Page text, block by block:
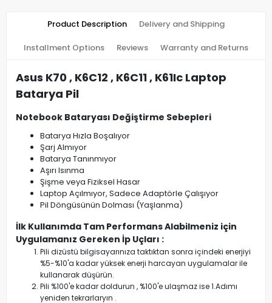
Product Description Delivery and Shipping
Installment Options Reviews Warranty and Returns
Asus K70 , K6C12 , K6C11 , K61Ic Laptop
Batarya Pil
Notebook Bataryası Değiştirme Sebepleri
Batarya Hızla Boşalıyor
Şarj Almıyor
Batarya Tanınmıyor
Aşırı Isınma
Şişme veya Fiziksel Hasar
Laptop Açılmıyor, Sadece Adaptörle Çalışıyor
Pil Döngüsünün Dolması (Yaşlanma)
İlk Kullanımda Tam Performans Alabilmeniz için
Uygulamanız Gereken İp Uçları :
Pili dizüstü bilgisayarınıza taktıktan sonra içindeki enerjiyi
%5-%10'a kadar yüksek enerji harcayan uygulamalar ile
kullanarak düşürün.
Pili %100'e kadar doldurun , %100'e ulaşmaz ise 1.Adımı
yeniden tekrarlaryın .